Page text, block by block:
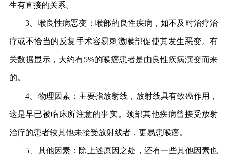
生有直接的关系。
3、喉良性病恶变：喉部的良性疾病，如不及时治疗治
疗或不恰当的反复手术容易刺激喉部促使其发生恶变。有
关数据显示，大约有5%的喉癌患者是由良性疾病演变而来
的。
4、物理因素：主要指放射线，放射线具有致癌作用，
这是早已被临床所注意的事实。颈部其他疾病曾接受放射
治疗的患者较其他未接受放射线者，更易患喉癌。
5、其他因素：除上述原因之处，还有一些其他因素也